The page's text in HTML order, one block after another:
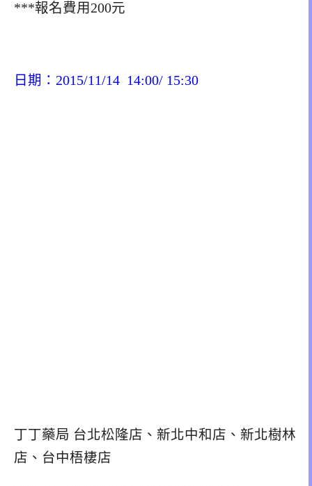
***報名費用200元
日期：2015/11/14 14:00/ 15:30
丁丁藥局 台北松隆店、新北中和店、新北樹林
店、台中梧棲店